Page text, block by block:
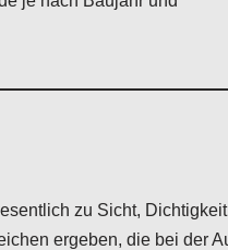
zu Sicht,
ergeben, die bei der